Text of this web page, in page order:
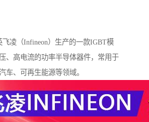
飞凌（Infineon）生产的一款IGBT模
、高电流的功率半导体器件，常用于
车、可再生能源等领域。